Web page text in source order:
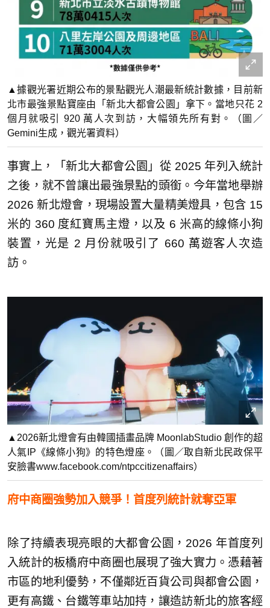
▲據觀光署近期公布的景點觀光人潮最新統計數據，目前新
北市最強景點寶座由「新北大都會公園」拿下。當地只花 2
個月就吸引 920 萬人次到訪，大幅領先所有對。（圖／
Gemini生成，觀光署資料）
事實上，「新北大都會公園」從 2025 年列入統計
之後，就不曾讓出最強景點的頭銜。今年當地舉辦
2026 新北燈會，現場設置大量精美燈具，包含 15
米的 360 度紅寶馬主燈，以及 6 米高的線條小狗
裝置，光是 2 月份就吸引了 660 萬遊客人次造
訪。
▲2026新北燈會有由韓國插畫品牌 MoonlabStudio 創作的超
人氣IP《線條小狗》的特色燈座。（圖／取自新北民政保平
安臉書www.facebook.com/ntpccitizenaffairs）
府中商圈強勢加入競爭！首度列統計就奪亞軍
除了持續表現亮眼的大都會公園，2026 年首度列
入統計的板橋府中商圈也展現了強大實力。憑藉著
市區的地利優勢，不僅鄰近百貨公司與都會公園，
更有高鐵、台鐵等車站加持，讓造訪新北的旅客經